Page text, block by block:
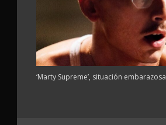
‘Marty Supreme’, situación embarazosa